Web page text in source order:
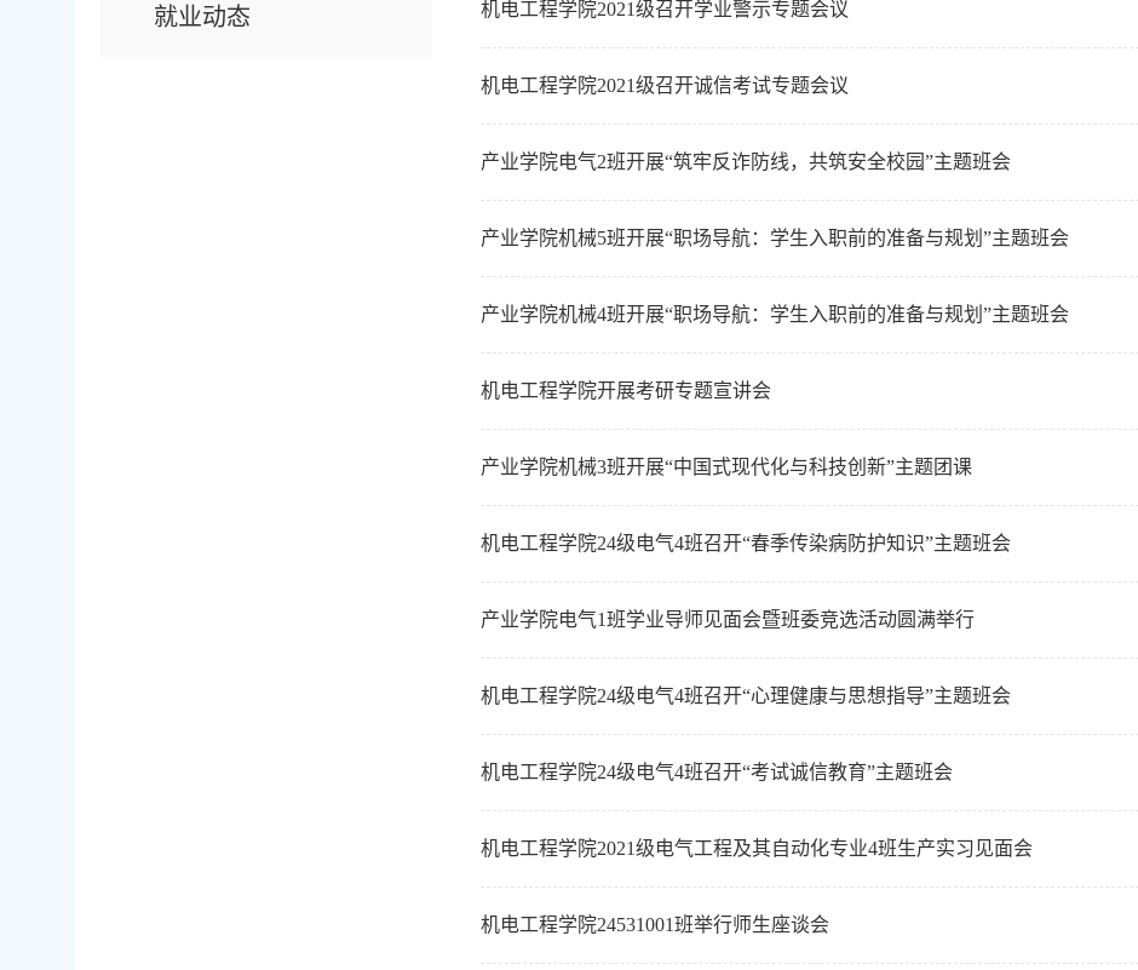
就业动态 机电工程学院2021级召开学业警示专题会议
机电工程学院2021级召开诚信考试专题会议
产业学院电气2班开展“筑牢反诈防线，共筑安全校园”主题班会
产业学院机械5班开展“职场导航：学生入职前的准备与规划”主题班会
产业学院机械4班开展“职场导航：学生入职前的准备与规划”主题班会
机电工程学院开展考研专题宣讲会
产业学院机械3班开展“中国式现代化与科技创新”主题团课
机电工程学院24级电气4班召开“春季传染病防护知识”主题班会
产业学院电气1班学业导师见面会暨班委竞选活动圆满举行
机电工程学院24级电气4班召开“心理健康与思想指导”主题班会
机电工程学院24级电气4班召开“考试诚信教育”主题班会
机电工程学院2021级电气工程及其自动化专业4班生产实习见面会
机电工程学院24531001班举行师生座谈会